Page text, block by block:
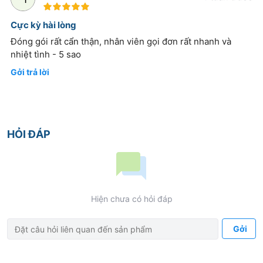
ánh đèn huỳnh quang.
Tránh côn trùng.
Cực kỳ hài lòng
Đóng gói rất cẩn thận, nhân viên gọi đơn rất nhanh và
nhiệt tình - 5 sao
Gởi trả lời
HỎI ĐÁP
Hiện chưa có hỏi đáp
Gởi